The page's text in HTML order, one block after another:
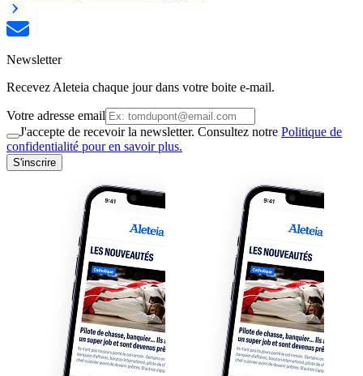
Newsletter
Recevez Aleteia chaque jour dans votre boite e-mail.
Votre adresse email
J'accepte de recevoir la newsletter. Consultez notre Politique de
confidentialité pour en savoir plus.
S'inscrire